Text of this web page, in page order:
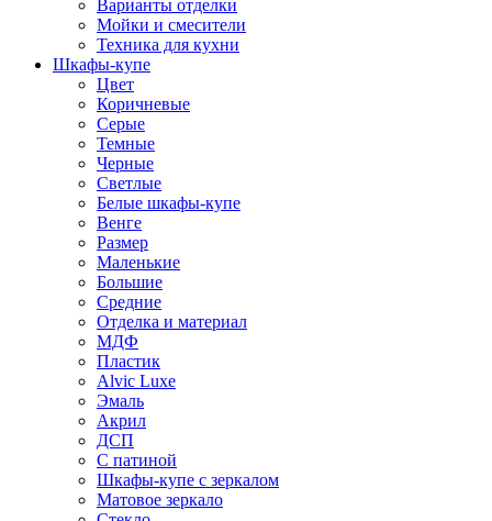
Варианты отделки
Мойки и смесители
Техника для кухни
Шкафы-купе
Цвет
Коричневые
Серые
Темные
Черные
Светлые
Белые шкафы-купе
Венге
Размер
Маленькие
Большие
Средние
Отделка и материал
МДФ
Пластик
Alvic Luxe
Эмаль
Акрил
ДСП
С патиной
Шкафы-купе с зеркалом
Матовое зеркало